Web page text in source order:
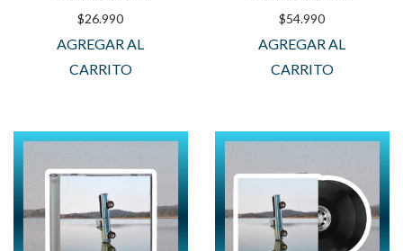
$26.990
AGREGAR AL
CARRITO
$54.990
AGREGAR AL
CARRITO